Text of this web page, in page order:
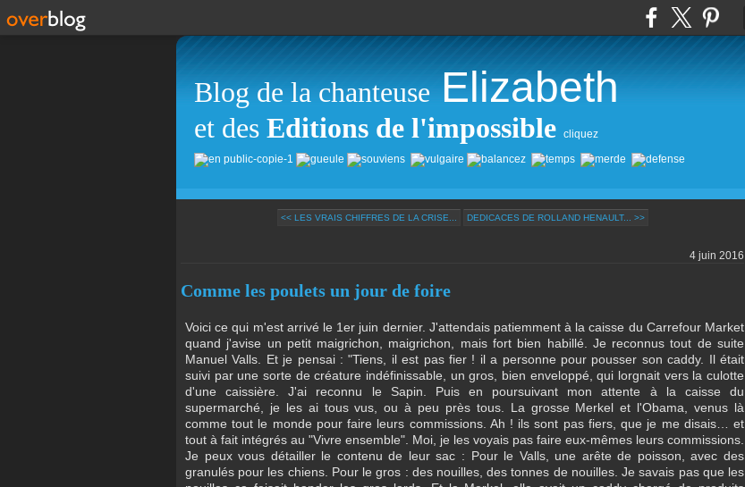
Blog de la chanteuse Elizabeth
et des Editions de l'impossible cliquez
<< LES VRAIS CHIFFRES DE LA CRISE... DEDICACES DE ROLLAND HENAULT... >>
4 juin 2016
Comme les poulets un jour de foire
Voici ce qui m'est arrivé le 1er juin dernier. J'attendais patiemment à la caisse du Carrefour Market
quand j'avise un petit maigrichon, maigrichon, mais fort bien habillé. Je reconnus tout de suite
Manuel Valls. Et je pensai : "Tiens, il est pas fier ! il a personne pour pousser son caddy. Il était
suivi par une sorte de créature indéfinissable, un gros, bien enveloppé, qui lorgnait vers la culotte
d'une caissière. J'ai reconnu le Sapin. Puis en poursuivant mon attente à la caisse du
supermarché, je les ai tous vus, ou à peu près tous. La grosse Merkel et l'Obama, venus là
comme tout le monde pour faire leurs commissions. Ah ! ils sont pas fiers, que je me disais… et
tout à fait intégrés au "Vivre ensemble". Moi, je les voyais pas faire eux-mêmes leurs commissions.
Je peux vous détailler le contenu de leur sac : Pour le Valls, une arête de poisson, avec des
granulés pour les chiens. Pour le gros : des nouilles, des tonnes de nouilles. Je savais pas que les